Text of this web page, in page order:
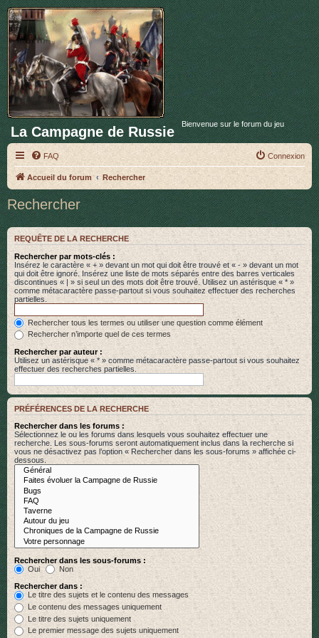
La Campagne de Russie Bienvenue sur le forum du jeu
FAQ Connexion
Accueil du forum Rechercher
Rechercher
REQUÊTE DE LA RECHERCHE
Rechercher par mots-clés :
Insérez le caractère « + » devant un mot qui doit être trouvé et « - » devant un mot
qui doit être ignoré. Insérez une liste de mots séparés entre des barres verticales
discontinues « | » si seul un des mots doit être trouvé. Utilisez un astérisque « * »
comme métacaractère passe-partout si vous souhaitez effectuer des recherches
partielles.
Rechercher tous les termes ou utiliser une question comme élément
Rechercher n’importe quel de ces termes
Rechercher par auteur :
Utilisez un astérisque « * » comme métacaractère passe-partout si vous souhaitez
effectuer des recherches partielles.
PRÉFÉRENCES DE LA RECHERCHE
Rechercher dans les forums :
Sélectionnez le ou les forums dans lesquels vous souhaitez effectuer une
recherche. Les sous-forums seront automatiquement inclus dans la recherche si
vous ne désactivez pas l’option « Rechercher dans les sous-forums » affichée ci-
dessous.
Rechercher dans les sous-forums :
Oui
Non
Rechercher dans :
Le titre des sujets et le contenu des messages
Le contenu des messages uniquement
Le titre des sujets uniquement
Le premier message des sujets uniquement